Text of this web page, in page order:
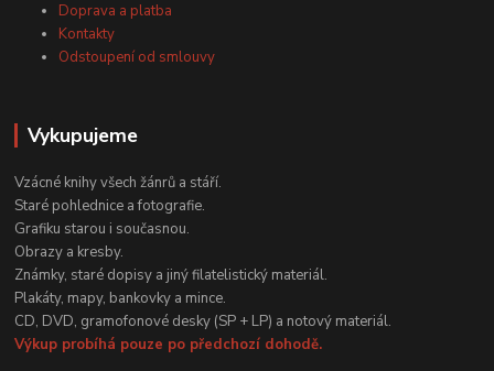
Doprava a platba
Kontakty
Odstoupení od smlouvy
Vykupujeme
Vzácné knihy všech žánrů a stáří.
Staré pohlednice a fotografie.
Grafiku starou i současnou.
Obrazy a kresby.
Známky, staré dopisy a jiný filatelistický materiál.
Plakáty, mapy, bankovky a mince.
CD, DVD, gramofonové desky (SP + LP) a notový materiál.
Výkup probíhá pouze po předchozí dohodě.